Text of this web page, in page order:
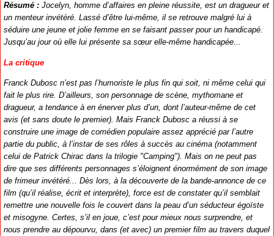
Résumé : Jocelyn, homme d’affaires en pleine réussite, est un dragueur et
un menteur invétéré. Lassé d’être lui-même, il se retrouve malgré lui à
séduire une jeune et jolie femme en se faisant passer pour un handicapé.
Jusqu’au jour où elle lui présente sa sœur elle-même handicapée...
La critique
Franck Dubosc n’est pas l’humoriste le plus fin qui soit, ni même celui qui
fait le plus rire. D’ailleurs, son personnage de scène, mythomane et
dragueur, a tendance à en énerver plus d’un, dont l’auteur-même de cet
avis (et sans doute le premier). Mais Franck Dubosc a réussi à se
construire une image de comédien populaire assez apprécié par l’autre
partie du public, à l’instar de ses rôles à succès au cinéma (notamment
celui de Patrick Chirac dans la trilogie "Camping"). Mais on ne peut pas
dire que ses différents personnages s’éloignent énormément de son image
de frimeur invétéré... Dès lors, à la découverte de la bande-annonce de ce
film (qu’il réalise, écrit et interprète), force est de constater qu’il semblait
remettre une nouvelle fois le couvert dans la peau d’un séducteur égoïste
et misogyne. Certes, s’il en joue, c’est pour mieux nous surprendre, et
nous prendre au dépourvu, dans (et avec) un premier film au travers duquel